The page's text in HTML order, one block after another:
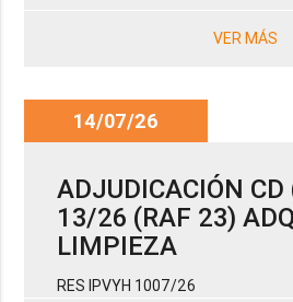
VER MÁS
14/07/26
ADJUDICACIÓN CD
13/26 (RAF 23)
LIMPIEZA
RES IPVYH 1007/26